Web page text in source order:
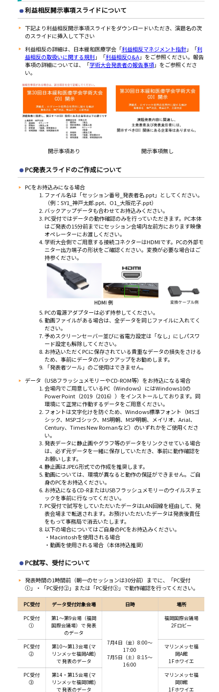
利益相反開示事項スライドについて
下記より利益相反開示事項スライドをダウンロードいただき、演題名の次
のスライドに挿入して下さい
利益相反の詳細は、日本緩和医療学会「利益相反マネジメント指針」「利
益相反の取扱いに関する規則 」「利益相反Q&A」をご参照ください。報告
事項の詳細については、「学術大会発表者の報告事項」をご参照くださ
い。
開示事項あり 開示事項無し
PC発表スライドのご作成について
PCをお持込みになる場合
ファイル名は「セッション番号_発表者名.ppt」としてください。
（例：SY1_神戸太郎.ppt、O1_大阪花子.ppt）
バックアップデータも合わせてお持込みください。
PC受付ではデータの動作確認のみを行っていただきます。PC本体
はご発表の15分前までにセッション会場内左前方におります映像
オペレーターにお渡しください。
学術大会側でご用意する接続コネクターはHDMIです。PCの外部モ
ニター出力端子の形状をご確認ください。変換が必要な場合はご
持参ください。
PCの電源アダプターは必ず持参してください。
動画ファイルがある場合は、全データを同じファイルに入れてく
ださい。
予めスクリーンセーバー並びに省電力設定は「なし」にしパスワ
ード設定も解除してください。
お持込いただくPCに保存されている貴重なデータの損失をさける
ため、事前にデータのバックアップをお勧めします。
「発表者ツール」のご使用はできません。
データ（USBフラッシュメモリーやCD-ROM等）をお持込になる場合
会場内でご用意しているPC（Windows）にはWindows10の
Power Point（2019（2016））をインストールしております。同
環境にて正常に作動するデータをご用意ください。
フォントは文字化けを防ぐため、Windows標準フォント（MSゴ
シック、MSPゴシック、MS明朝、MSP明朝、メイリオ、Arial、
Century、Times New Romanなど）のいずれかをご使用くださ
い。
発表データに静止画やグラフ等のデータをリンクさせている場合
は、必ず元データを一緒に保存していただき、事前に動作確認を
お願いします。
静止画はJPEG形式での作成を推奨します。
動画については、環境が異なると動作の保証ができません。ご自
身のPCをお持込ください。
お持込になるCD-RまたはUSBフラッシュメモリーのウイルスチェ
ックを事前に行なってください。
PC受付で試写をしていただいたデータはLAN回線を経由して、発
表会場まで転送されます。お預けいただいたデータは発表後責任
をもって事務局で消去いたします。
以下の場合についてはご自身のPCをお持込みください。
・Macintoshを使用される場合
・動画を使用される場合（本体持込推奨）
PC試写、受付について
発表時間の1時間前（朝一のセッションは30分前）までに、「PC受付
①」・「PC受付②」または「PC受付③」で動作確認を行ってください。
PC受付 データ受付対象会場 日時
場所
PC受付
①
第1～第9会場（福岡
国際会議場）で 発表
のデータ
7月4日（金）8:00～
17:00
7月5日（土）8:15～
16:00
福岡国際会議場
2Fロビー
PC受付
②
第10～第13会場 (マ
リンメッセ福岡A館)
で 発表のデータ
マリンメッセ福
岡A館
1Fホワイエ
PC受付
③
第14・第15会場 (マ
リンメッセ福岡B館)
で 発表のデータ
マリンメッセ福
岡B館
1Fホワイエ